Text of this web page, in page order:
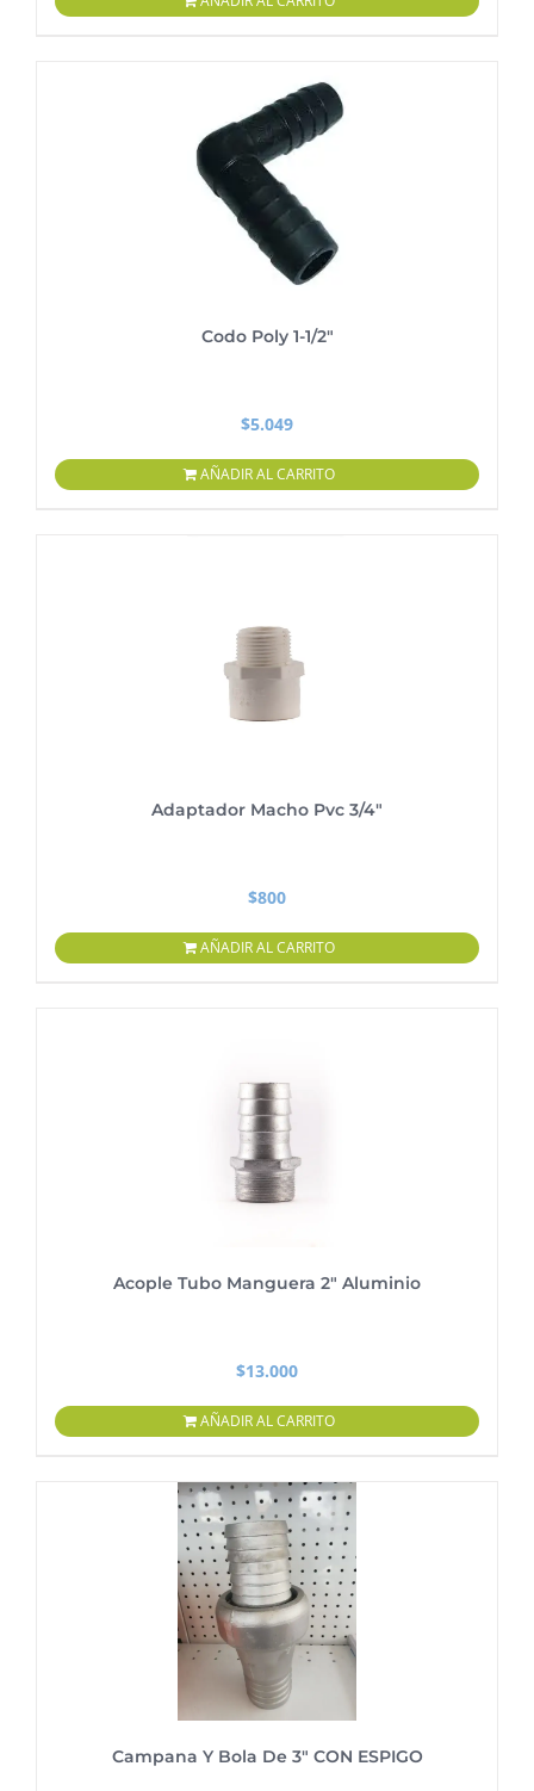
Codo Poly 1-1/2″
$5.049
AÑADIR AL CARRITO
Adaptador Macho Pvc 3/4″
$800
AÑADIR AL CARRITO
Acople Tubo Manguera 2″ Aluminio
$13.000
AÑADIR AL CARRITO
Campana Y Bola De 3″ CON ESPIGO